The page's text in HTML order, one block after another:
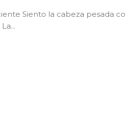
Siento la cabeza pesada